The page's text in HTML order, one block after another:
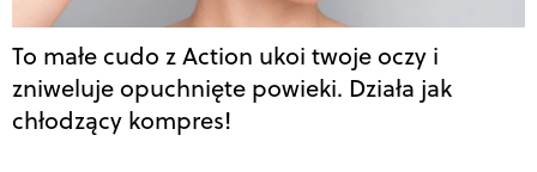
To małe cudo z Action ukoi twoje oczy i
zniweluje opuchnięte powieki. Działa jak
chłodzący kompres!